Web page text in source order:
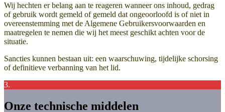
Wij hechten er belang aan te reageren wanneer ons inhoud, gedrag
of gebruik wordt gemeld of gemeld dat ongeoorloofd is of niet in
overeenstemming met de Algemene Gebruikersvoorwaarden en
maatregelen te nemen die wij het meest geschikt achten voor de
situatie.
Sancties kunnen bestaan uit: een waarschuwing, tijdelijke schorsing
of definitieve verbanning van het lid.
3.
Onze technische middelen